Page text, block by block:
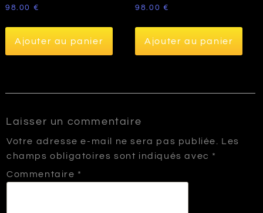
98.00 €
Ajouter au panier
98.00 €
Ajouter au panier
Laisser un commentaire
Votre adresse e-mail ne sera pas publiée.
Les
champs obligatoires sont indiqués avec *
Commentaire *